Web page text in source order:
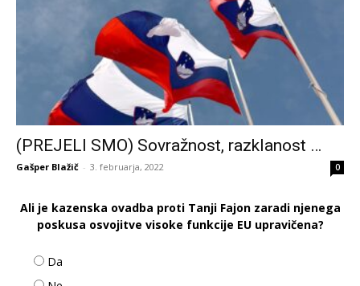
(PREJELI SMO) Sovražnost, razklanost …
Gašper Blažič - 3. februarja, 2022 0
Ali je kazenska ovadba proti Tanji Fajon zaradi njenega
poskusa osvojitve visoke funkcije EU upravičena?
Da